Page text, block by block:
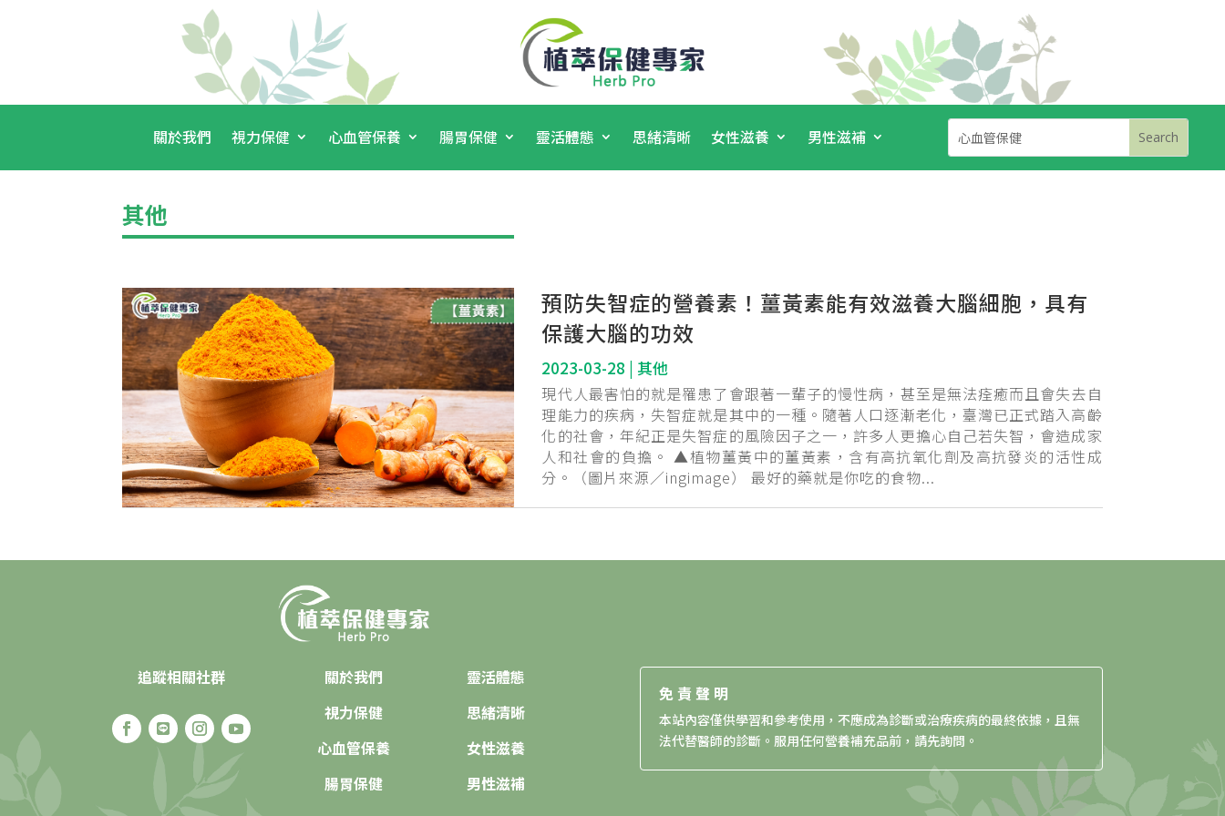
關於我們 視力保健 心血管保養 腸胃保健 靈活體態 思緒清晰 女性滋養 男性滋補
其他
預防失智症的營養素！薑黃素能有效滋養大腦細胞，具有
保護大腦的功效
2023-03-28 | 其他
現代人最害怕的就是罹患了會跟著一輩子的慢性病，甚至是無法痊癒而且會失去自
理能力的疾病，失智症就是其中的一種。隨著人口逐漸老化，臺灣已正式踏入高齡
化的社會，年紀正是失智症的風險因子之一，許多人更擔心自己若失智，會造成家
人和社會的負擔。 ▲植物薑黃中的薑黃素，含有高抗氧化劑及高抗發炎的活性成
分。（圖片來源／ingimage） 最好的藥就是你吃的食物...
追蹤相關社群
關於我們
視力保健
心血管保養
腸胃保健
靈活體態
思緒清晰
女性滋養
男性滋補
免責聲明
本站內容僅供學習和參考使用，不應成為診斷或治療疾病的最終依據，且無
法代替醫師的診斷。服用任何營養補充品前，請先詢問。